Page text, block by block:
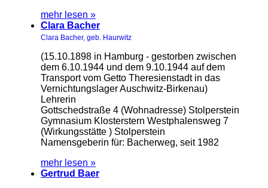
mehr lesen »
Clara Bacher
Clara Bacher, geb. Haurwitz
(15.10.1898 in Hamburg - gestorben zwischen
dem 6.10.1944 und dem 9.10.1944 auf dem
Transport vom Getto Theresienstadt in das
Vernichtungslager Auschwitz-Birkenau)
Lehrerin
Gottschedstraße 4 (Wohnadresse) Stolperstein
Gymnasium Klosterstern Westphalensweg 7
(Wirkungsstätte ) Stolperstein
Namensgeberin für: Bacherweg, seit 1982
mehr lesen »
Gertrud Baer